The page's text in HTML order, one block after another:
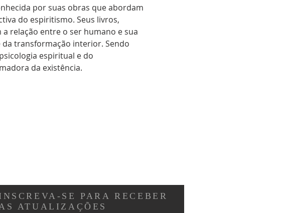
por suas obras que abordam
do espiritismo. Seus livros,
relação entre o ser humano e sua
transformação interior. Sendo
espiritual e do
da existência.
SE PARA RECEBER
ATUALIZAÇÕES